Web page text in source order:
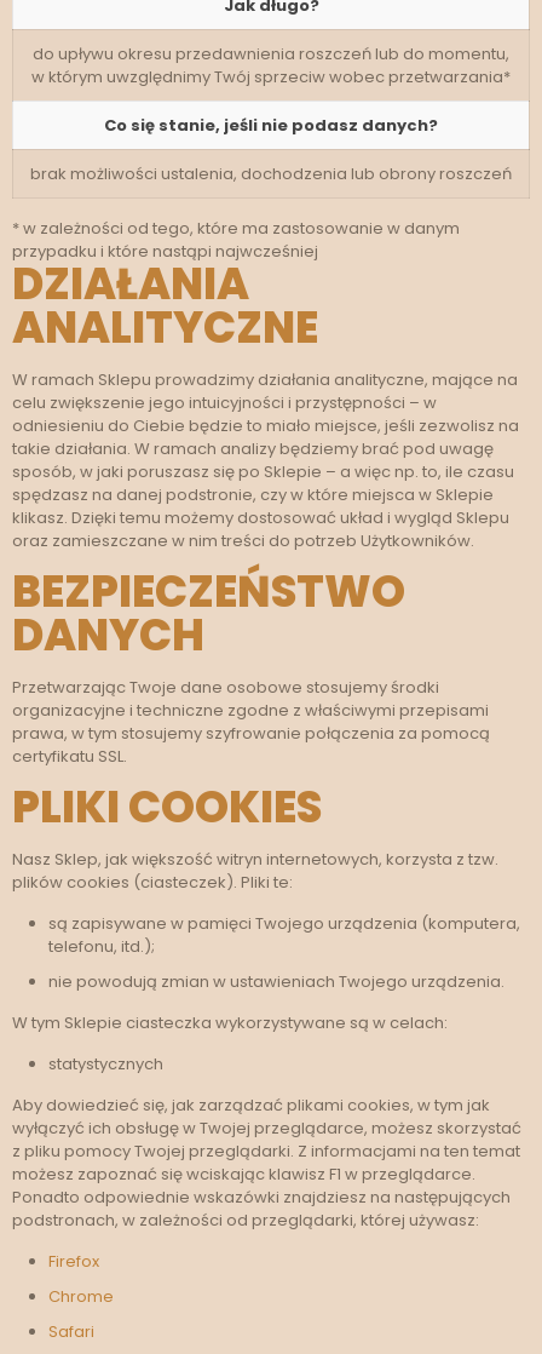
Jak długo?
do upływu okresu przedawnienia roszczeń lub do momentu,
w którym uwzględnimy Twój sprzeciw wobec przetwarzania*
Co się stanie, jeśli nie podasz danych?
brak możliwości ustalenia, dochodzenia lub obrony roszczeń
* w zależności od tego, które ma zastosowanie w danym
przypadku i które nastąpi najwcześniej
DZIAŁANIA
ANALITYCZNE
W ramach Sklepu prowadzimy działania analityczne, mające na
celu zwiększenie jego intuicyjności i przystępności – w
odniesieniu do Ciebie będzie to miało miejsce, jeśli zezwolisz na
takie działania. W ramach analizy będziemy brać pod uwagę
sposób, w jaki poruszasz się po Sklepie – a więc np. to, ile czasu
spędzasz na danej podstronie, czy w które miejsca w Sklepie
klikasz. Dzięki temu możemy dostosować układ i wygląd Sklepu
oraz zamieszczane w nim treści do potrzeb Użytkowników.
BEZPIECZEŃSTWO
DANYCH
Przetwarzając Twoje dane osobowe stosujemy środki
organizacyjne i techniczne zgodne z właściwymi przepisami
prawa, w tym stosujemy szyfrowanie połączenia za pomocą
certyfikatu SSL.
PLIKI COOKIES
Nasz Sklep, jak większość witryn internetowych, korzysta z tzw.
plików cookies (ciasteczek). Pliki te:
są zapisywane w pamięci Twojego urządzenia (komputera,
telefonu, itd.);
nie powodują zmian w ustawieniach Twojego urządzenia.
W tym Sklepie ciasteczka wykorzystywane są w celach:
statystycznych
Aby dowiedzieć się, jak zarządzać plikami cookies, w tym jak
wyłączyć ich obsługę w Twojej przeglądarce, możesz skorzystać
z pliku pomocy Twojej przeglądarki. Z informacjami na ten temat
możesz zapoznać się wciskając klawisz F1 w przeglądarce.
Ponadto odpowiednie wskazówki znajdziesz na następujących
podstronach, w zależności od przeglądarki, której używasz:
Firefox
Chrome
Safari